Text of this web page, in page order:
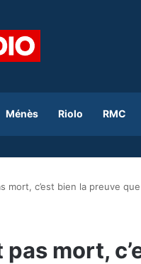
Ménès Riolo RMC
mort, c’est bien la preuve
pas mort,